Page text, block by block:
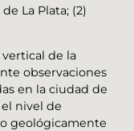
La Plata; (2)
de la
observaciones
en la ciudad de
nivel de
geológicamente